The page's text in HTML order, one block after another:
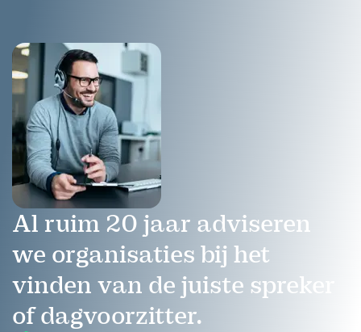
Al ruim 20 jaar adviseren
we organisaties bij het
vinden van de juiste spreker
of dagvoorzitter.